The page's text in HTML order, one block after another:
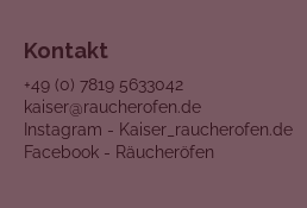
Kontakt
+49 (0) 7819 5633042
kaiser@raucherofen.de
Instagram - Kaiser_raucherofen.de
Facebook - Räucheröfen